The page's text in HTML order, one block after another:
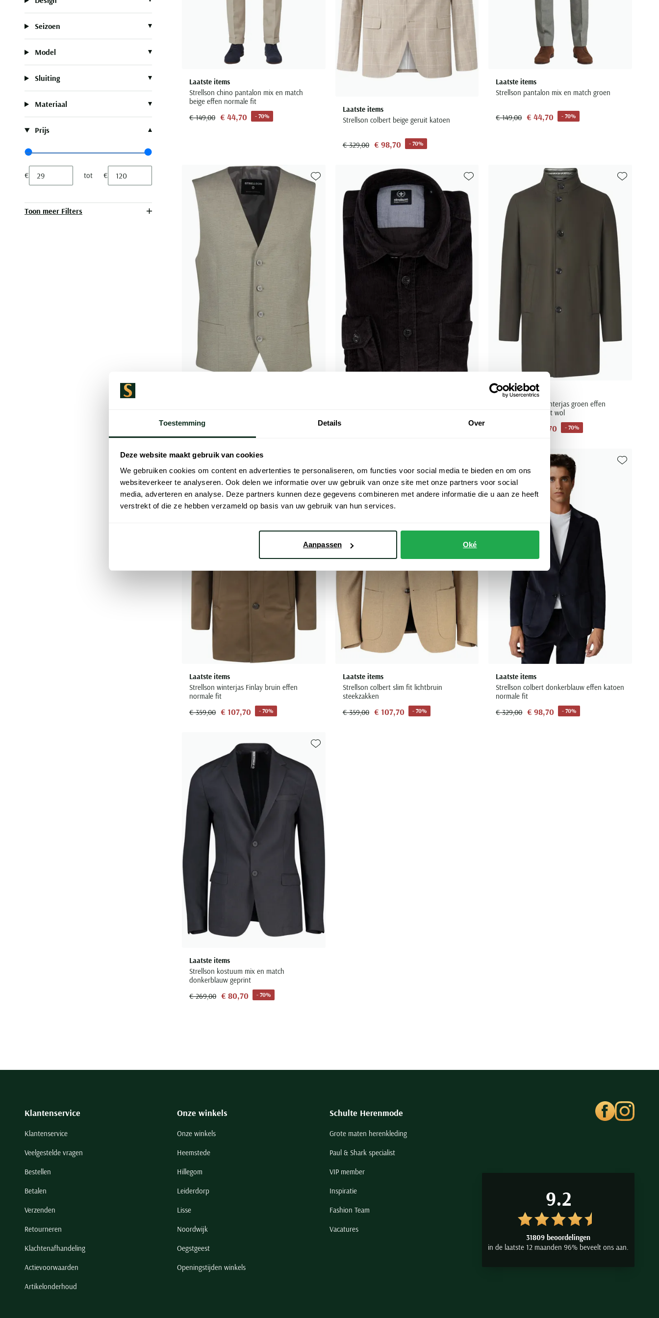
Toestemming Details Over
Deze website maakt gebruik van cookies
We gebruiken cookies om content en advertenties te personaliseren, om functies voor social media te bieden en om ons
websiteverkeer te analyseren. Ook delen we informatie over uw gebruik van onze site met onze partners voor social
media, adverteren en analyse. Deze partners kunnen deze gegevens combineren met andere informatie die u aan ze heeft
verstrekt of die ze hebben verzameld op basis van uw gebruik van hun services.
Aanpassen Oké
Seizoen
Model
Sluiting
Materiaal
Prijs
Range slider min value
Range slider max value
Minimum value input
€ tot
Maximum value input
€
Toon meer Filters
Laatste items
Strellson chino pantalon mix en match
beige effen normale fit
€ 149,00 € 44,70 - 70%
Laatste items
Strellson colbert beige geruit katoen
€ 329,00 € 98,70 - 70%
Laatste items
Strellson pantalon mix en match groen
€ 149,00 € 44,70 - 70%
€ 139,00
Toevoegen aan favorieten Toevoegen aan favorieten
Laatste items
Strellson Finlay winterjas groen effen
knopen normale fit wol
€ 119,70 - 70%
Laatste items
Strellson winterjas Finlay bruin effen
normale fit
€ 359,00 € 107,70 - 70%
Toevoegen aan favorieten
Laatste items
Strellson colbert slim fit lichtbruin
steekzakken
€ 359,00 € 107,70 - 70%
Toevoegen aan favorieten
Laatste items
Strellson colbert donkerblauw effen katoen
normale fit
€ 329,00 € 98,70 - 70%
Laatste items
Strellson kostuum mix en match
donkerblauw geprint
€ 269,00 € 80,70 - 70%
Klantenservice
Klantenservice
Veelgestelde vragen
Bestellen
Betalen
Verzenden
Retourneren
Klachtenafhandeling
Actievoorwaarden
Artikelonderhoud
Onze winkels
Onze winkels
Heemstede
Hillegom
Leiderdorp
Lisse
Noordwijk
Oegstgeest
Openingstijden winkels
Schulte Herenmode
Grote maten herenkleding
Paul & Shark specialist
VIP member
Inspiratie
Fashion Team
Vacatures
9.2
31809 beoordelingen
in de laatste 12 maanden 96% beveelt ons aan.